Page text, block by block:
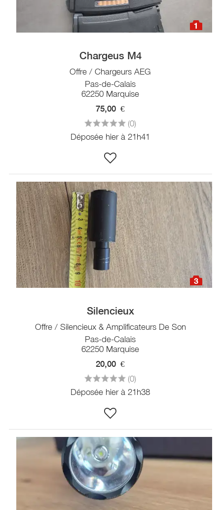
1
Chargeus M4
Offre / Chargeurs AEG
Pas-de-Calais
62250 Marquise
75,00 €
(0)
Déposée hier à 21h41
3
Silencieux
Offre / Silencieux & Amplificateurs De Son
Pas-de-Calais
62250 Marquise
20,00 €
(0)
Déposée hier à 21h38